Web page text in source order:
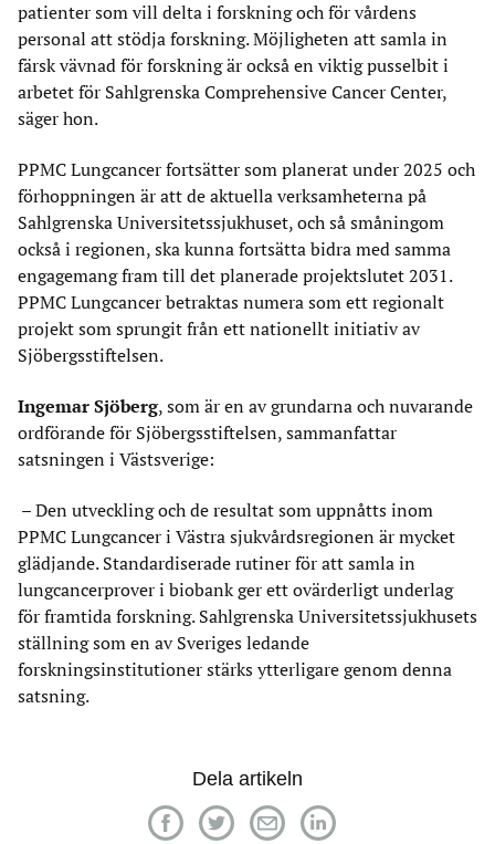
patienter som vill delta i forskning och för vårdens
personal att stödja forskning. Möjligheten att samla in
färsk vävnad för forskning är också en viktig pusselbit i
arbetet för Sahlgrenska Comprehensive Cancer Center,
säger hon.
PPMC Lungcancer fortsätter som planerat under 2025 och
förhoppningen är att de aktuella verksamheterna på
Sahlgrenska Universitetssjukhuset, och så småningom
också i regionen, ska kunna fortsätta bidra med samma
engagemang fram till det planerade projektslutet 2031.
PPMC Lungcancer betraktas numera som ett regionalt
projekt som sprungit från ett nationellt initiativ av
Sjöbergsstiftelsen.
Ingemar Sjöberg, som är en av grundarna och nuvarande
ordförande för Sjöbergsstiftelsen, sammanfattar
satsningen i Västsverige:
– Den utveckling och de resultat som uppnåtts inom
PPMC Lungcancer i Västra sjukvårdsregionen är mycket
glädjande. Standardiserade rutiner för att samla in
lungcancerprover i biobank ger ett ovärderligt underlag
för framtida forskning. Sahlgrenska Universitetssjukhusets
ställning som en av Sveriges ledande
forskningsinstitutioner stärks ytterligare genom denna
satsning.
Dela artikeln